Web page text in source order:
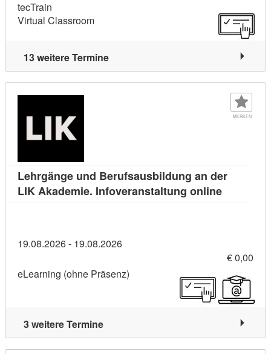
tecTrain
Virtual Classroom
13 weitere Termine
MERKEN
Lehrgänge und Berufsausbildung an der
LIK Akademie. Infoveranstaltung online
19.08.2026 - 19.08.2026
€ 0,00
eLearning (ohne Präsenz)
3 weitere Termine